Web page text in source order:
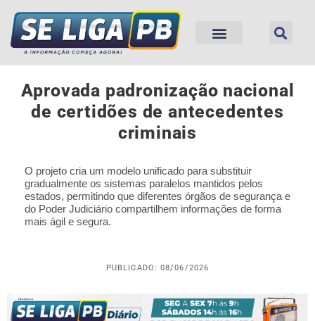
Aprovada padronização nacional
de certidões de antecedentes
criminais
O projeto cria um modelo unificado para substituir
gradualmente os sistemas paralelos mantidos pelos
estados, permitindo que diferentes órgãos de segurança e
do Poder Judiciário compartilhem informações de forma
mais ágil e segura.
PUBLICADO: 08/06/2026